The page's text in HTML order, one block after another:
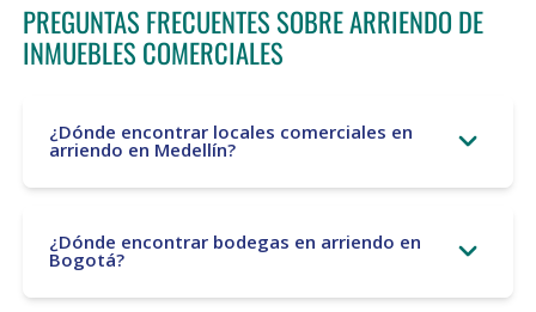
PREGUNTAS FRECUENTES SOBRE ARRIENDO DE
INMUEBLES COMERCIALES
¿Dónde encontrar locales comerciales en
arriendo en Medellín?
¿Dónde encontrar bodegas en arriendo en
Bogotá?